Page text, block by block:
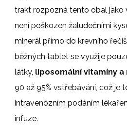
trakt rozpozná tento obal jako
není poškozen žaludečními
minerál přímo do krevního
běžných tablet se využije
látky, liposomální vitamíny a
90 až 95% vstřebávání, což je
intravenózním podáním
infuze.